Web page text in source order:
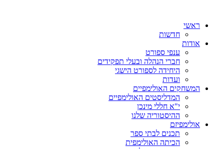
ראשי
חדשות
אודות
ענפי ספורט
חברי הנהלה ובעלי תפקידים
היחידה לספורט הישגי
ועדות
המשחקים האולימפיים
המדליסטים האולימפיים
י"א חללי מינכן
ההיסטוריה שלנו
אולימפיזם
תכנים לבתי ספר
הכיתה האולימפית